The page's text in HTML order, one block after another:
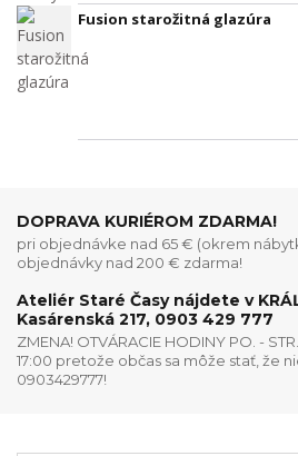
Fusion starožitná glazúra
DOPRAVA KURIÉROM ZDARMA!
pri objednávke nad 65 € (okrem
objednávky nad 200 € zdarma!
Ateliér Staré Časy nájdete v
Kasárenská 217, 0903 429 777
ZMENA! OTVÁRACIE HODINY PO. -
17:00 pretože občas sa môže stať, že
0903429777!